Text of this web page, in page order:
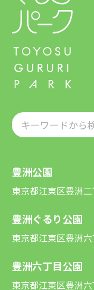
豊洲公園
東京都江東区豊洲
豊洲ぐるり公園
東京都江東区豊洲
豊洲六丁目公園
東京都江東区豊洲